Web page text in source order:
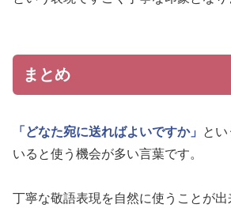
まとめ
「どなた宛に送ればよいですか」
と
いると使う機会が多い言葉です。
丁寧な敬語表現を自然に使うことが出